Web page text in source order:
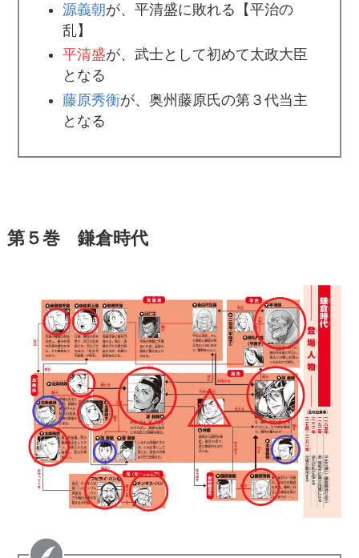
源義朝が、平清盛に敗れる【平治の
乱】
平清盛が、武士として初めて太政大臣
となる
藤原秀衡が、奥州藤原氏の第３代当主
となる
第５巻 鎌倉時代